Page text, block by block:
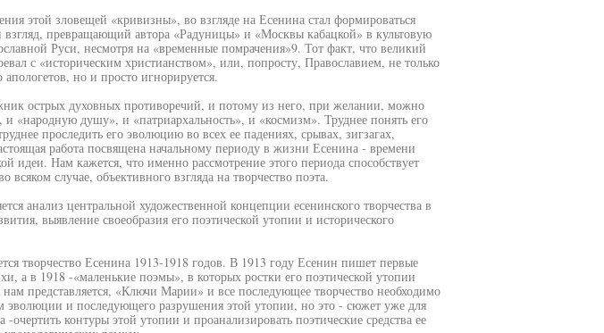
этой зловещей «кривизны», во взгляде на Есенина стал формироваться
превращающий автора «Радуницы» и «Москвы кабацкой» в культовую
Руси, несмотря на «временные помрачения»9. Тот факт, что великий
с «историческим христианством», или, попросту, Православием, не только
но и просто игнорируется.
острых духовных противоречий, и потому из него, при желании, можно
и «народную душу», и «патриархальность», и «космизм». Труднее понять его
проследить его эволюцию во всех ее падениях, срывах, зигзагах,
работа посвящена начальному периоду в жизни Есенина - времени
идеи. Нам кажется, что именно рассмотрение этого периода способствует
всяком случае, объективного взгляда на творчество поэта.
анализ центральной художественной концепции есенинского творчества в
выявление своеобразия его поэтической утопии и исторического
творчество Есенина 1913-1918 годов. В 1913 году Есенин пишет первые
а в 1918 -«маленькие поэмы», в которых ростки его поэтической утопии
представляется, «Ключи Марии» и все последующее творчество необходимо
эволюции и последующего разрушения этой утопии, но это - сюжет уже для
очертить контуры этой утопии и проанализировать поэтические средства ее